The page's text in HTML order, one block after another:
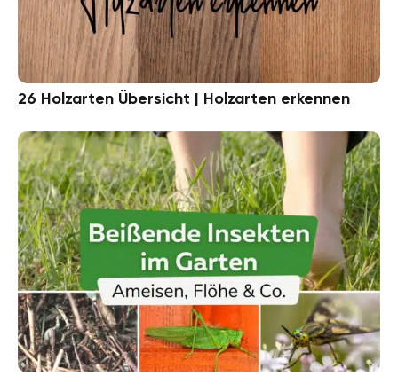
26 Holzarten Übersicht | Holzarten erkennen